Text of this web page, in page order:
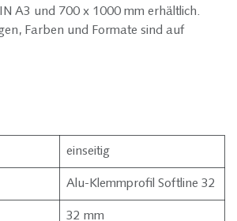
A3 und 700 x 1000 mm erhältlich.
Farben und Formate sind auf
einseitig
Alu-Klemmprofil Softline 32
32 mm